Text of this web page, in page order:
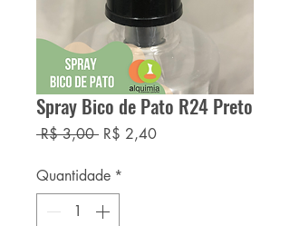
Spray Bico de Pato R24 Preto
R$ 3,00 Preço
R$ 2,40Preço
Quantidade *